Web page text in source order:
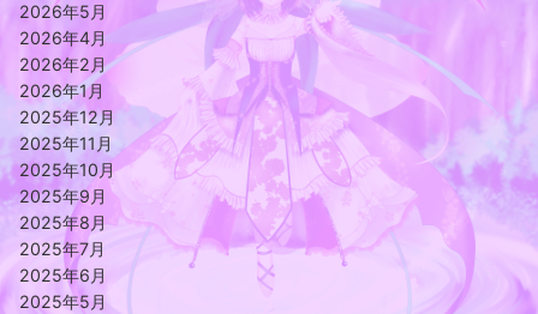
2026年5月
2026年4月
2026年2月
2026年1月
2025年12月
2025年11月
2025年10月
2025年9月
2025年8月
2025年7月
2025年6月
2025年5月